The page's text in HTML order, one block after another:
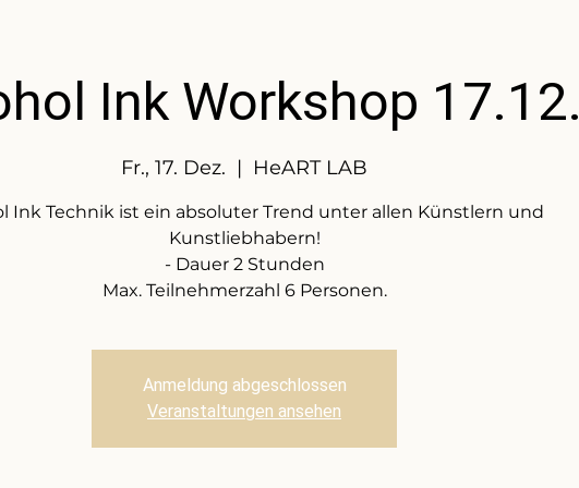
Ink Workshop 17.12.
Fr., 17. Dez.
  |
HeART LAB
Ink Technik ist ein absoluter Trend unter allen Künstlern und
Kunstliebhabern!
- Dauer 2 Stunden
Max. Teilnehmerzahl 6 Personen.
Anmeldung abgeschlossen
Veranstaltungen ansehen